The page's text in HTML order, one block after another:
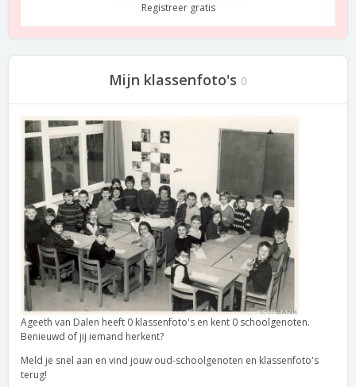
Registreer gratis
Mijn klassenfoto's 0
Ageeth van Dalen heeft 0 klassenfoto's en kent 0 schoolgenoten.
Benieuwd of jij iemand herkent?
Meld je snel aan en vind jouw oud-schoolgenoten en klassenfoto's
terug!